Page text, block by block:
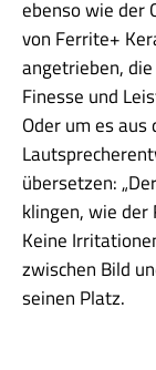
ebenso wie der
von Ferrite+
angetrieben,
Finesse und
Oder um es aus
übersetzen:
klingen, wie der
Keine
zwischen Bild
seinen Platz.